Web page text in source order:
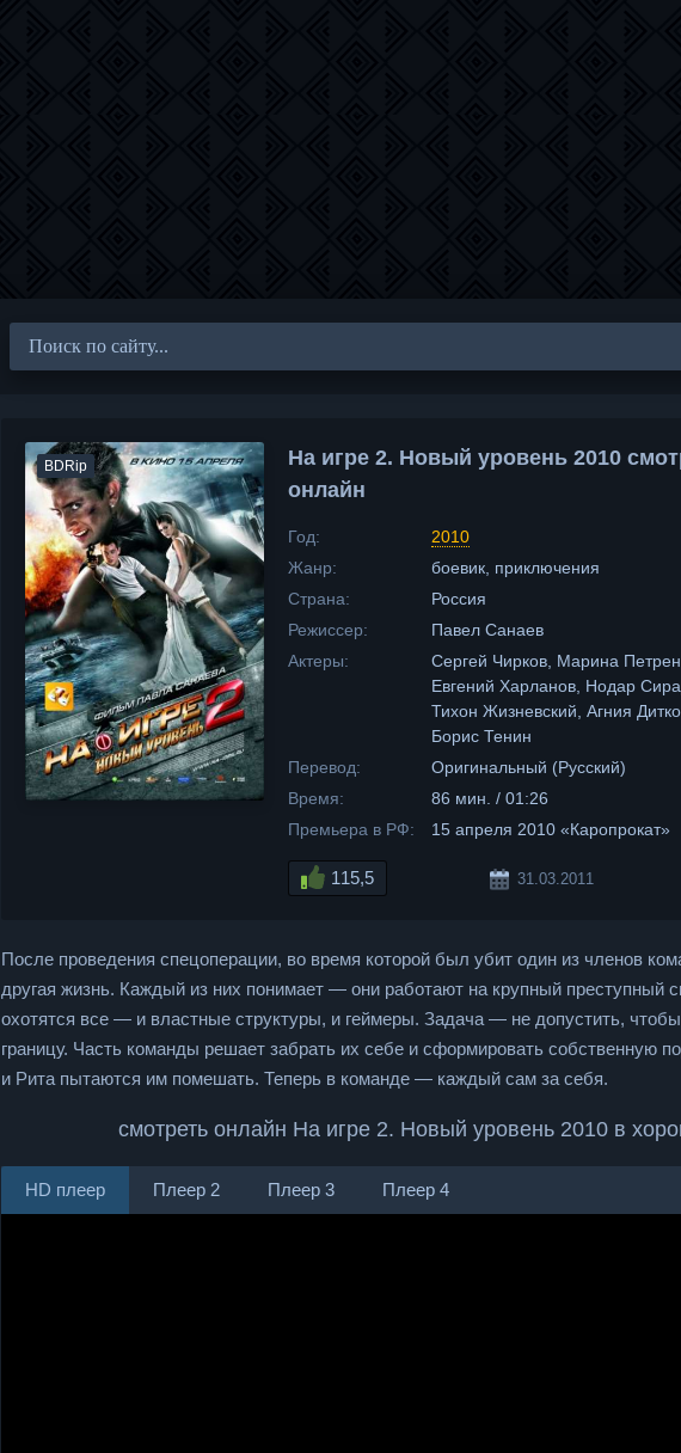
BDRip
На игре 2. Новый уровень 2010
онлайн
Год:
2010
Жанр:
боевик, приключения
Страна:
Россия
Режиссер:
Павел Санаев
Актеры:
Сергей Чирков, Марина
Евгений Харланов, Нодар
Тихон Жизневский, Агния
Борис Тенин
Перевод:
Оригинальный (Русский)
Время:
86 мин. / 01:26
Премьера в РФ:
15 апреля 2010 «Каропрокат»
115,5 31.03.2011
После проведения спецоперации, во время которой был убит один из членов
другая жизнь. Каждый из них понимает — они работают на крупный преступный
охотятся все — и властные структуры, и геймеры. Задача — не допустить,
границу. Часть команды решает забрать их себе и сформировать собственную
и Рита пытаются им помешать. Теперь в команде — каждый сам за себя.
смотреть онлайн На игре 2. Новый уровень 2010 в
HD плеер Плеер 2 Плеер 3 Плеер 4